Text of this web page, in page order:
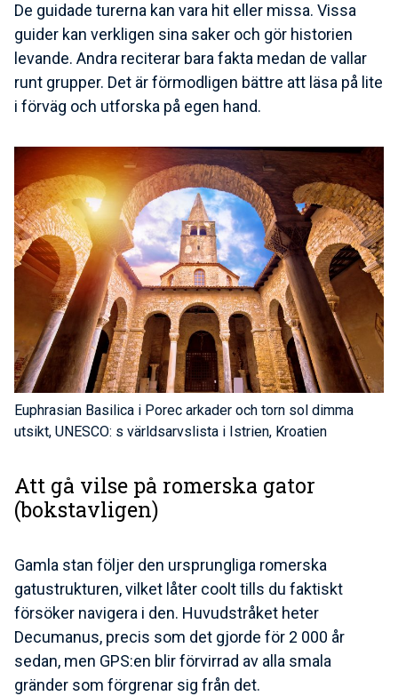
De guidade turerna kan vara hit eller missa. Vissa
guider kan verkligen sina saker och gör historien
levande. Andra reciterar bara fakta medan de vallar
runt grupper. Det är förmodligen bättre att läsa på lite
i förväg och utforska på egen hand.
Euphrasian Basilica i Porec arkader och torn sol dimma
utsikt, UNESCO: s världsarvslista i Istrien, Kroatien
Att gå vilse på romerska gator
(bokstavligen)
Gamla stan följer den ursprungliga romerska
gatustrukturen, vilket låter coolt tills du faktiskt
försöker navigera i den. Huvudstråket heter
Decumanus, precis som det gjorde för 2 000 år
sedan, men GPS:en blir förvirrad av alla smala
gränder som förgrenar sig från det.